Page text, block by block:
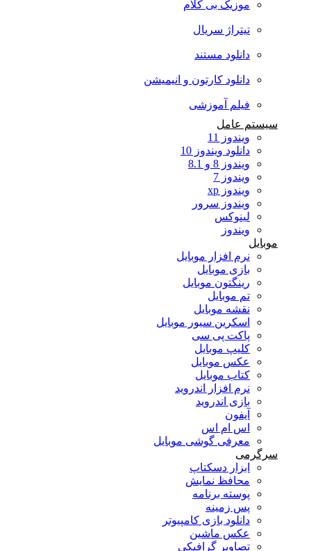
موزیک بی کلام
تیتراژ سریال
دانلود مستند
دانلود کارتون و انیمیشن
فیلم آموزشی
سیستم عامل
ویندوز 11
دانلود ویندوز 10
ویندوز 8 و 8.1
ویندوز 7
ویندوز xp
ویندوز سرور
لینوکس
ویندوز
موبایل
نرم افزار موبایل
بازی موبایل
رینگتون موبایل
تم موبایل
نقشه موبایل
اسکرین سیور موبایل
پاکت پی سی
کلیپ موبایل
عکس موبایل
کتاب موبایل
نرم افزار اندروید
بازی اندروید
آیفون
اس ام اس
معرفی گوشی موبایل
سرگرمی
ابزار دسکتاپ
محافظ نمایش
پوسته برنامه
پس زمینه
دانلود بازی کامپیوتر
عکس ماشین
تصاویر گرافیکی